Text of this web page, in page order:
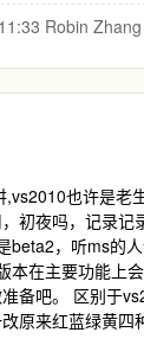
Robin Zhang
也许是老
初夜吗，记录记
beta2，听ms的
本在主要功能上
备吧。 区别于
原来红蓝绿黄四